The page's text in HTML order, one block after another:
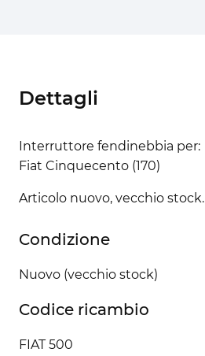
Dettagli
Interruttore fendinebbia per:
Fiat Cinquecento (170)
Articolo nuovo, vecchio stock.
Condizione
Nuovo (vecchio stock)
Codice ricambio
FIAT 500